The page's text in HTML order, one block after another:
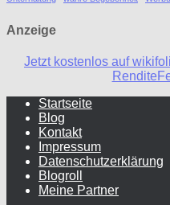
Anzeige
Jetzt kostenlos auf
Startseite
Blog
Kontakt
Impressum
Datenschutzerklärung
Blogroll
Meine Partner